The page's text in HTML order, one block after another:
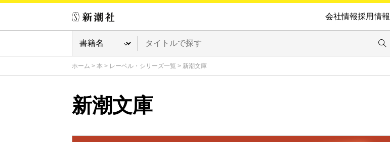
会社情報採用情報
ホーム > 本 > レーベル・シリーズ一覧 > 新潮文庫
新潮文庫